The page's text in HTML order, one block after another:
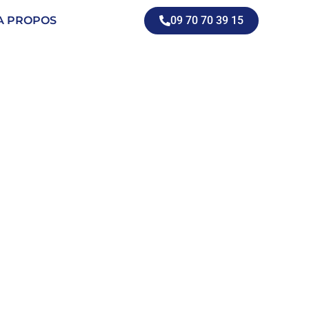
PROPOS 09 70 70 39 15